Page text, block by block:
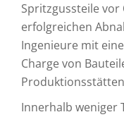
Spritzgussteile
erfolgreichen
Ingenieure mit
Charge von
Innerhalb weniger